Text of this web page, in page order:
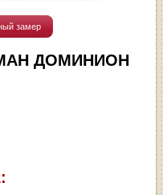
замер
ДОМИНИОН